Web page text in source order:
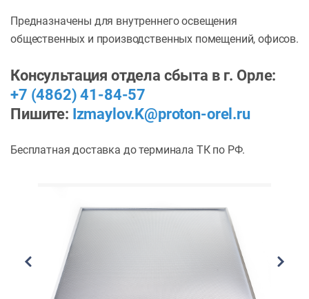
Предназначены для внутреннего освещения
общественных и производственных помещений, офисов.
Консультация отдела сбыта в г. Орле:
+7 (4862) 41-84-57
Пишите: Izmaylov.K@proton-orel.ru
Бесплатная доставка до терминала ТК по РФ.